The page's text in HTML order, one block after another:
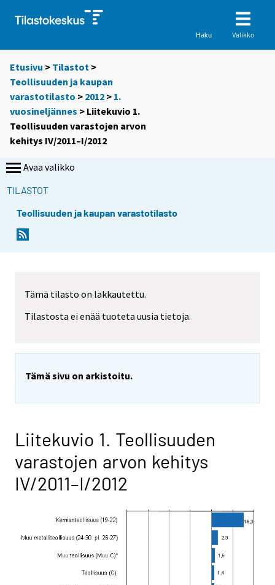
Haku Valikko
Etusivu > Tilastot >
Teollisuuden ja kaupan
varastotilasto > 2012 > 1.
vuosineljännes > Liitekuvio 1.
Teollisuuden varastojen arvon
kehitys IV/2011–I/2012
Avaa valikko
TILASTOT
Teollisuuden ja kaupan varastotilasto
Tämä tilasto on lakkautettu.
Tilastosta ei enää tuoteta uusia tietoja.
Tämä sivu on arkistoitu.
Liitekuvio 1. Teollisuuden
varastojen arvon kehitys
IV/2011–I/2012